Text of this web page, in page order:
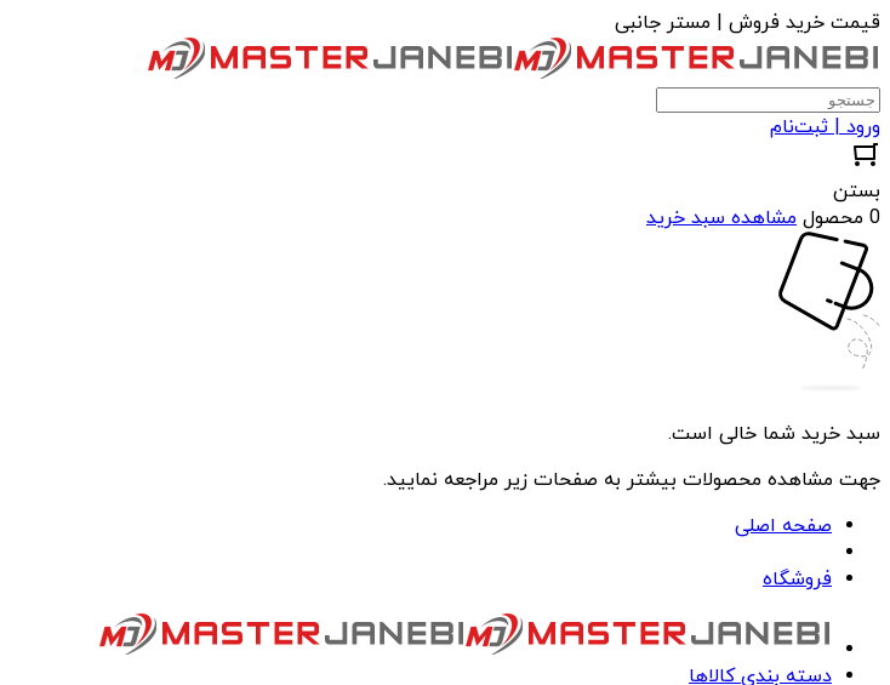
قیمت خرید فروش | مستر جانبی
ورود | ثبت‌نام
بستن
0 محصول
مشاهده سبد خرید
سبد خرید شما خالی است.
جهت مشاهده محصولات بیشتر به صفحات زیر مراجعه نمایید.
صفحه اصلی
فروشگاه
دسته بندی کالاها